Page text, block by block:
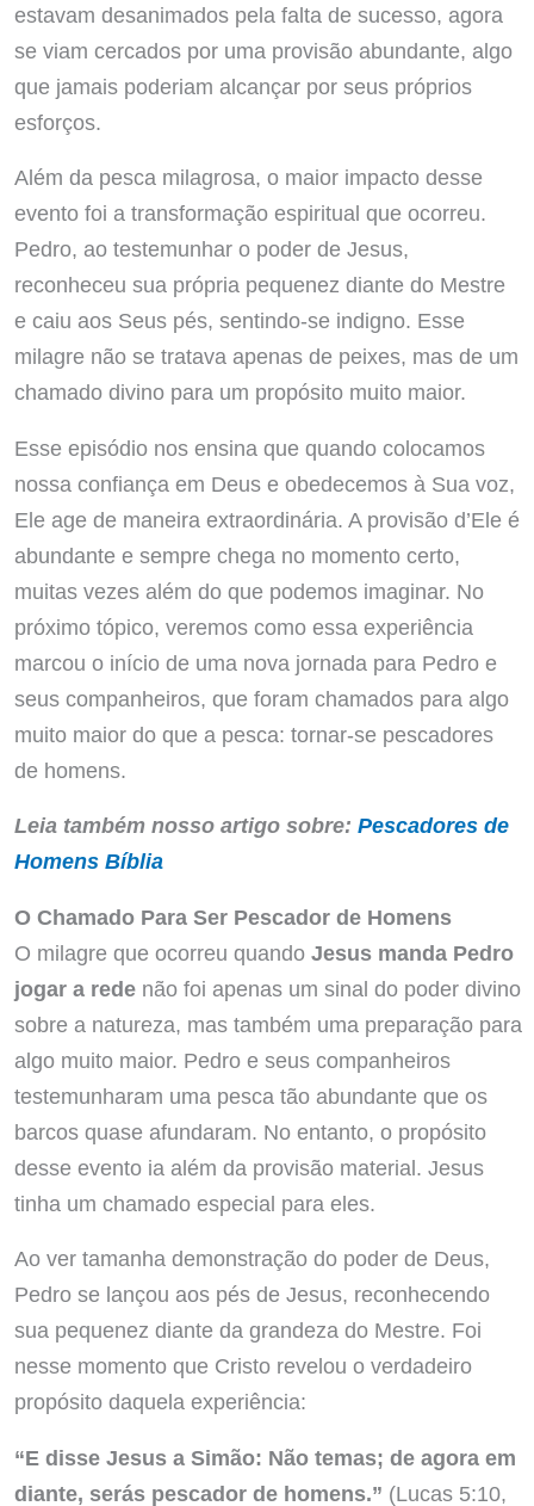
estavam desanimados pela falta de sucesso, agora
se viam cercados por uma provisão abundante, algo
que jamais poderiam alcançar por seus próprios
esforços.
Além da pesca milagrosa, o maior impacto desse
evento foi a transformação espiritual que ocorreu.
Pedro, ao testemunhar o poder de Jesus,
reconheceu sua própria pequenez diante do Mestre
e caiu aos Seus pés, sentindo-se indigno. Esse
milagre não se tratava apenas de peixes, mas de um
chamado divino para um propósito muito maior.
Esse episódio nos ensina que quando colocamos
nossa confiança em Deus e obedecemos à Sua voz,
Ele age de maneira extraordinária. A provisão d’Ele é
abundante e sempre chega no momento certo,
muitas vezes além do que podemos imaginar. No
próximo tópico, veremos como essa experiência
marcou o início de uma nova jornada para Pedro e
seus companheiros, que foram chamados para algo
muito maior do que a pesca: tornar-se pescadores
de homens.
Leia também nosso artigo sobre: Pescadores de
Homens Bíblia
O Chamado Para Ser Pescador de Homens
O milagre que ocorreu quando Jesus manda Pedro
jogar a redenão foi apenas um sinal do poder divino
sobre a natureza, mas também uma preparação para
algo muito maior. Pedro e seus companheiros
testemunharam uma pesca tão abundante que os
barcos quase afundaram. No entanto, o propósito
desse evento ia além da provisão material. Jesus
tinha um chamado especial para eles.
Ao ver tamanha demonstração do poder de Deus,
Pedro se lançou aos pés de Jesus, reconhecendo
sua pequenez diante da grandeza do Mestre. Foi
nesse momento que Cristo revelou o verdadeiro
propósito daquela experiência:
“E disse Jesus a Simão: Não temas; de agora em
diante, serás pescador de homens.” (Lucas 5:10,